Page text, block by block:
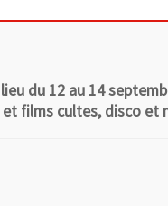
du 12 au 14
films cultes, disco et